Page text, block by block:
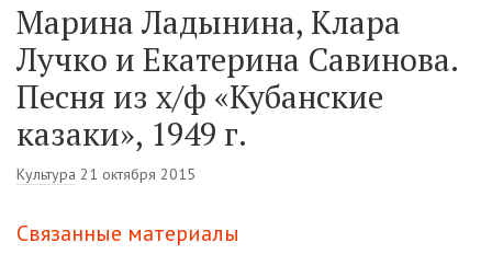
Марина Ладынина, Клара
Лучко и Екатерина Савинова.
Песня из х/ф «Кубанские
казаки», 1949 г.
Культура 21 октября 2015
Связанные материалы